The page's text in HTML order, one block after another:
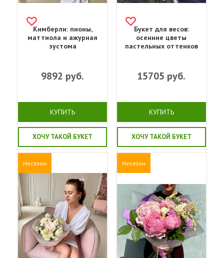
Кимберли: пионы,
маттиола и ажурная
эустома
9892 руб.
КУПИТЬ
ХОЧУ ТАКОЙ БУКЕТ
Букет для весов:
осенние цветы
пастельных оттенков
15705 руб.
КУПИТЬ
ХОЧУ ТАКОЙ БУКЕТ
Несезон Несезон